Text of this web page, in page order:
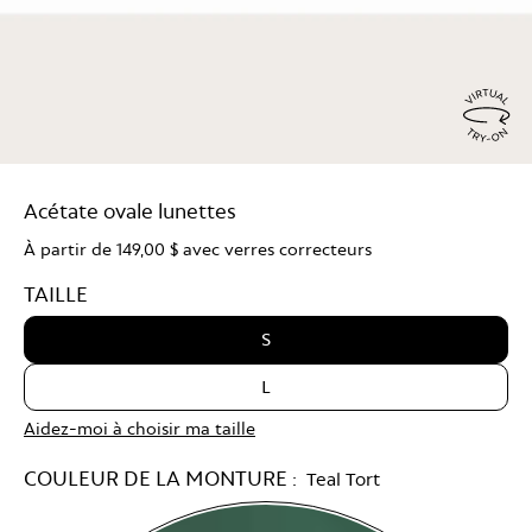
Acétate ovale lunettes
À partir de 149,00 $ avec verres correcteurs
TAILLE
S
L
Aidez-moi à choisir ma taille
COULEUR DE LA MONTURE : Teal Tort